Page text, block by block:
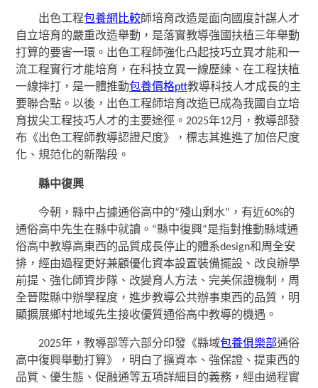
出色工程包養網比較師培育改造是面向國度計謀人才
自立培育的嚴重改造舉動，是落實教導強國扶植三年舉動
打算的要害一環。出色工程師強化凸起技巧立異才能和一
流工程實行才能培育，在科技立異一線歷練、在工程扶植
一線摔打，是一體推動包養價格ptt教導科技人才成長的主
要聯合點。以後，出色工程師培育改造已成為我國自立培
育拔尖工程技巧人才的主要途徑。2025年12月，教導部發
布《出色工程師教導認證尺度》，標志其進進了加倍尺度
化、規范化的新階段。
縣中復興
今朝，縣中占據通俗高中的“殘山剩水”，有近60%的
通俗高中先生在縣中就讀。“縣中復興”是指對推動縣域通
俗高中教導高東西的品質成長停止的體系design和周全安
排，經由過程更好兼顧優化資本設置裝備擺設、改良辦學
前提、強化師資步隊、改變育人方法、完美保證機制，周
全晉陞縣中辦學程度，進步教導公共辦事東西的品質，明
顯擴展鄉村地域先生接收優質通俗高中教導的機遇。
2025年，教導部等六部分印發《縣域包養俱樂部通俗
高中復興舉動打算》，明白了擴資本、強保證、提東西的
品質、優生態、促融通等五項詳細目的義務，經由過程實